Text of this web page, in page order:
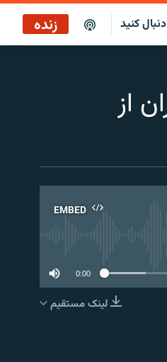
کنید زنده
پخش رادیوییاز
EMBED
EMBED
0:00
لینک مستقیم